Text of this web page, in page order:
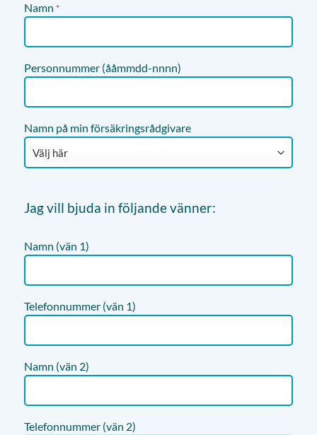
Namn *
Personnummer (ååmmdd-nnnn)
Namn på min försäkringsrådgivare
Jag vill bjuda in följande vänner:
Namn (vän 1)
Telefonnummer (vän 1)
Namn (vän 2)
Telefonnummer (vän 2)